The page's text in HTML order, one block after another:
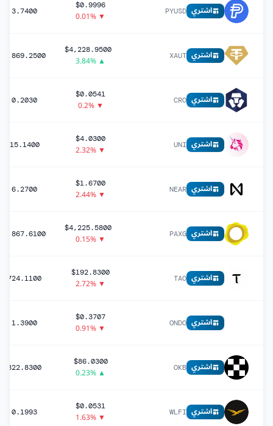
اشتري PYUSD
$0.9996
▼ 0.01%
3.7400
اشتري XAUT
$4,228.9500
▲ 3.84%
اشتري CRO
$0.0541
▼ 0.2%
0.2030
اشتري UNI
$4.0300
▼ 2.32%
15.1400
اشتري NEAR
$1.6700
▼ 2.44%
6.2700
اشتري PAXG
$4,225.5800
▼ 0.15%
اشتري TAO
$192.8300
▼ 2.72%
724.1100
اشتري ONDO
$0.3707
▼ 0.91%
1.3900
اشتري OKB
$86.0300
▲ 0.23%
322.8300
اشتري WLFI
$0.0531
▼ 1.63%
0.1993